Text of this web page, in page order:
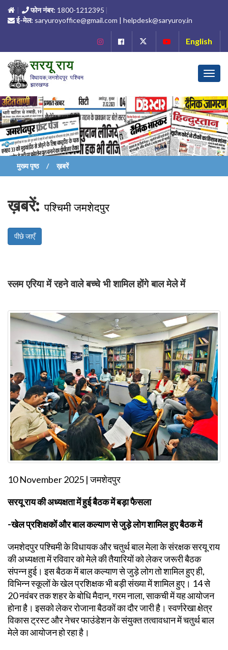
फोन नंबर: 1800-1212395
ई-मेल: saryuroyoffice@gmail.com | helpdesk@saryuroy.in
English
मुख्य पृष्ठ ख़बरें
ख़बरें:पश्चिमी जमशेदपुर
पीछे जाएँ
स्लम एरिया में रहने वाले बच्चे भी शामिल होंगे बाल मेले में
10 November 2025 | जमशेदपुर
सरयू राय की अध्यक्षता में हुई बैठक में बड़ा फैसला
-खेल प्रशिक्षकों और बाल कल्याण से जुड़े लोग शामिल हुए बैठक में
जमशेदपुर पश्चिमी के विधायक और चतुर्थ बाल मेला के संरक्षक सरयू राय
की अध्यक्षता में रविवार को मेले की तैयारियों को लेकर जरूरी बैठक
संपन्न हुई। इस बैठक में बाल कल्याण से जुड़े लोग तो शामिल हुए ही,
विभिन्न स्कूलों के खेल प्रशिक्षक भी बड़ी संख्या में शामिल हुए। 14 से
20 नवंबर तक शहर के बोधि मैदान, गरम नाला, साकची में यह आयोजन
होना है। इसको लेकर रोजाना बैठकों का दौर जारी है। स्वर्णरेखा क्षेत्र
विकास ट्रस्ट और नेचर फाउंडेशन के संयुक्त तत्वावधान में चतुर्थ बाल
मेले का आयोजन हो रहा है।